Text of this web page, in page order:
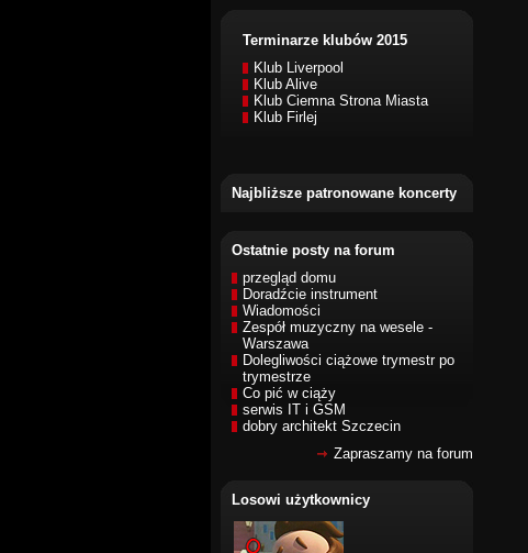
Terminarze klubów 2015
Klub Liverpool
Klub Alive
Klub Ciemna Strona Miasta
Klub Firlej
Najbliższe patronowane koncerty
Ostatnie posty na forum
przegląd domu
Doradźcie instrument
Wiadomości
Zespół muzyczny na wesele -
Warszawa
Dolegliwości ciążowe trymestr po
trymestrze
Co pić w ciąży
serwis IT i GSM
dobry architekt Szczecin
Zapraszamy na forum
Losowi użytkownicy